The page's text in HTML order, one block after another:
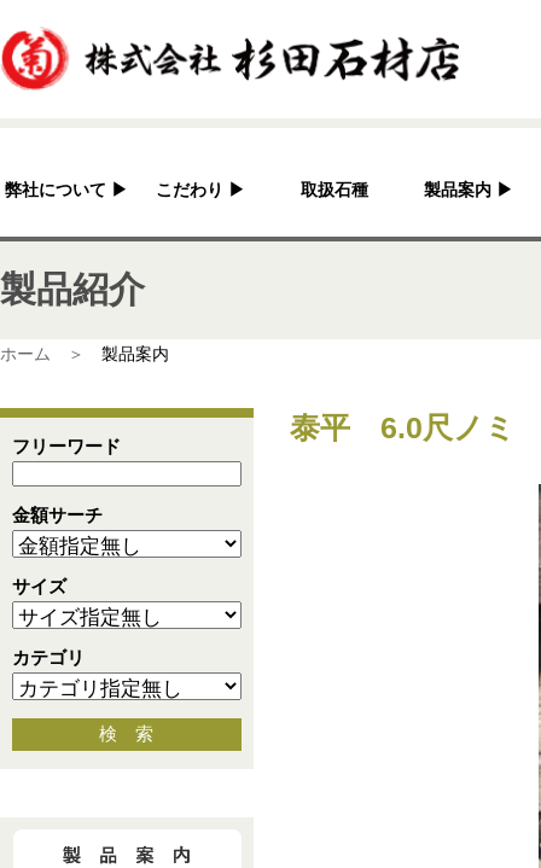
弊社について ▶
杉田石材店とは？
会社概要
こだわり ▶
加工へのこだわり
取扱石種 製品案内 ▶
灯篭
骨董
製品紹介
ホーム ＞ 製品案内
フリーワード
金額サーチ
サイズ
カテゴリ
検 索
泰平 6.0尺ノ